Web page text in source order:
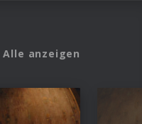
Alle anzeigen